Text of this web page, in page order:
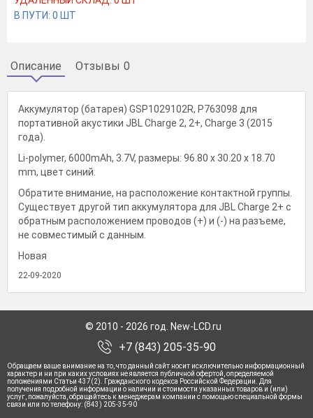
В ПУТИ: 0 ШТ
Описание Отзывы 0
Аккумулятор (батарея) GSP1029102R, P763098 для
портативной акустики JBL Charge 2, 2+, Charge 3 (2015
года).
Li-polymer, 6000mAh, 3.7V, размеры: 96.80 x 30.20 x 18.70
mm, цвет синий.
Обратите внимание, на расположение контактной группы.
Существует другой тип аккумулятора для JBL Charge 2+ с
обратным расположением проводов (+) и (-) на разъеме,
не совместимый с данным.
Новая
© 2010 - 2026 год. New-LCD.ru
+7 (843) 205-35-90
Обращаем ваше внимание на то, что данный сайт носит исключительно информационный
характер и ни при каких условиях не является публичной офертой, определяемой
положениями Статьи 437(2). Гражданского кодекса Российской Федерации. Для
получения подробной информации о наличии и стоимости указанных товаров и (или)
услуг, пожалуйста, обращайтесь к менеджерам компании с помощью специальной формы
связи или по телефону: (843) 205-35-90